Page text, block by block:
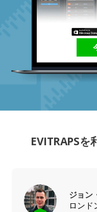
EVITRAPS
ジョン
ロンド